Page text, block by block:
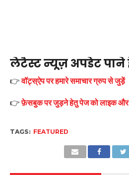
लेटैस्ट न्यूज़ अपडेट पाने
👉वॉट्स्ऐप पर हमारे समाचार ग्रुप से जुड़ें
👉फ़ेसबुक पर जुड़ने हेतु पेज को लाइक और
TAGS: FEATURED